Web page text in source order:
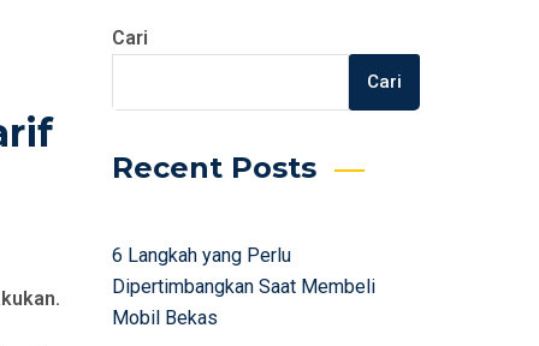
Cari
Cari
Recent Posts
6 Langkah yang Perlu
Dipertimbangkan Saat Membeli
Mobil Bekas